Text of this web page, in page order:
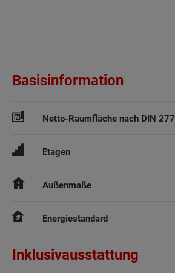
Basisinformation
Netto-Raumfläche nach DIN 277
Etagen
Außenmaße
Energiestandard
Inklusivausstattung